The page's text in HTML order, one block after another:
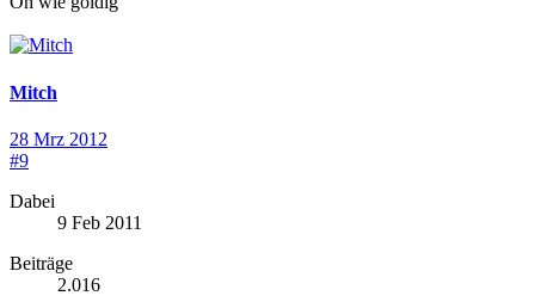
Mitch
28 Mrz 2012
#9
Dabei
9 Feb 2011
Beiträge
2.016